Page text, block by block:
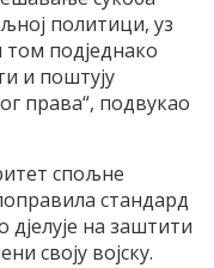
политици, уз
подједнако
и поштују
права“, подвукао
спољне
стандард
дјелује на заштити
своју војску.